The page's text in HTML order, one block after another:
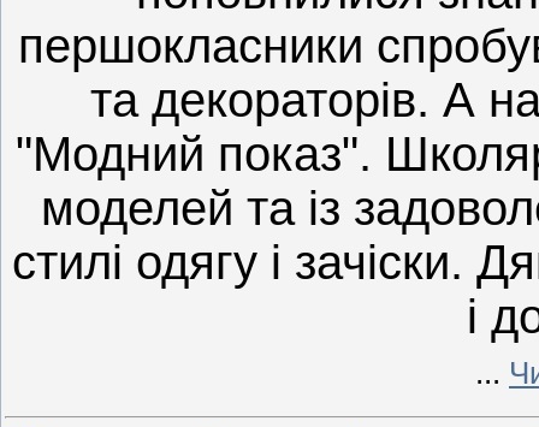
першокласники
та декораторів. А
"Модний показ".
моделей та із
стилі одягу і зачіски.
і
...